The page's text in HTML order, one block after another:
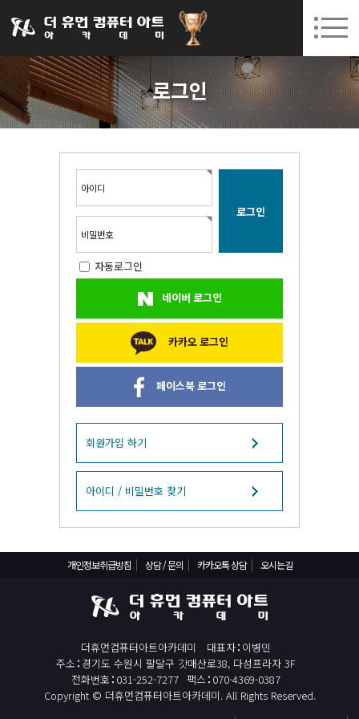
031-252-7277 수원캠퍼스 개강 08. 12.(수)
회원가입 고객센터
로그인
아이디
비밀번호
자동로그인
네이버 로그인
카카오 로그인
페이스북 로그인
회원가입 하기
아이디 / 비밀번호 찾기
개인정보취급방침 상담 / 문의 카카오톡 상담 오시는길
더휴먼컴퓨터아트아카데미 대표자 이병민
주소 경기도 수원시 팔달구 갓매산로38, 다성프라자 3F
전화번호 031-252-7277 팩스 070-4369-0387
Copyright © 더휴먼컴퓨터아트아카데미. All Rights Reserved.
아카데미소개
인사말
국비지원 무료교육
BIM 건축설계 및 실내건축설계(캐드(CAD),맥스(MAX),레빗(REVIT))실무자 양성과정
React, Veu 프레임워크 기반 프론트엔드 개발 양성 지원
반응형/웹퍼블리셔/프론트엔드 웹개발자(웹디자인)
자바(Java)기반 JSP/스프링 웹개발자(정보처리산업기사)(과정평가형)
디지털컨버전스 자바(JAVA)개발자(전자정부 프레임워크/SPRING)
전산세무회계 자격취득과정[전산회계1급/전산세무2급/FAT1급/TAT2급]
컴퓨터활용능력2급(필기+실기) 및 ITQ자격증 취득(한글,엑셀,파워포인트)
직업상담사 2급 (필기+실기) 자격증 취득과정
일러스트 자격증 취득과정(GTQi 1급)
전산회계 1급 / FAT 1급 자격증 취득과정
전산세무 2급 / TAT 2급 자격증 취득과정